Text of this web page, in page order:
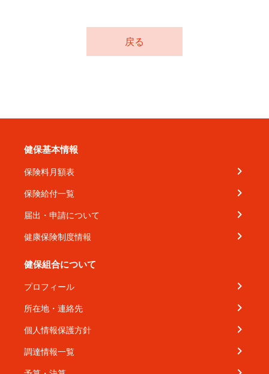
戻る
健保基本情報
保険料月額表
保険給付一覧
届出・申請について
健康保険制度情報
健保組合について
プロフィール
所在地・連絡先
個人情報保護方針
調達情報一覧